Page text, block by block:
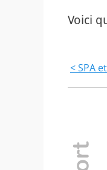
Voici
< SPA